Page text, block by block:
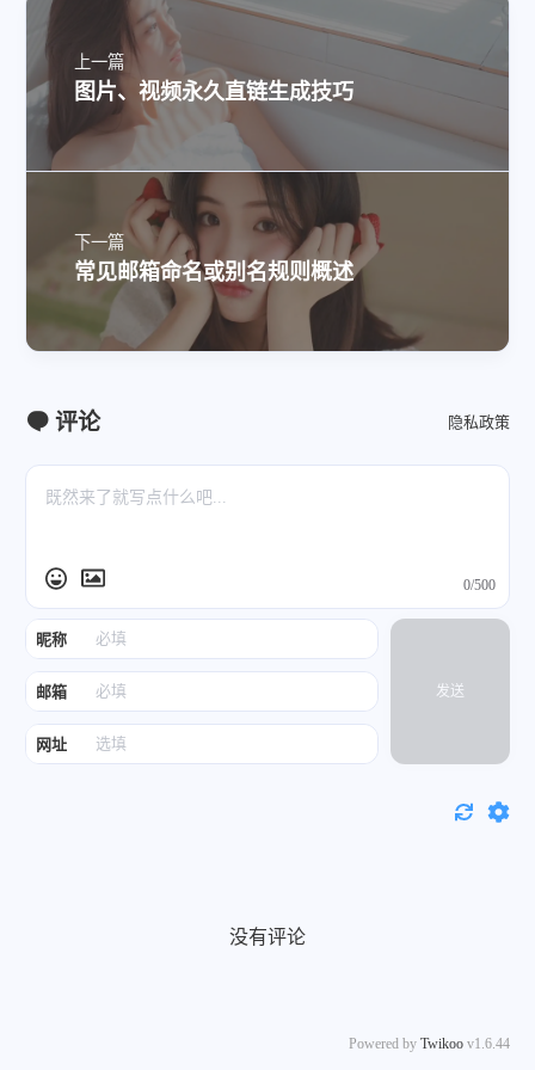
上一篇
图片、视频永久直链生成技巧
下一篇
常见邮箱命名或别名规则概述
评论 隐私政策
昵称
邮箱
网址
0/500
发送
没有评论
Powered by Twikoo v1.6.44